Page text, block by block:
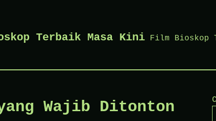
Terbaik Masa Kini Film Bioskop
Wajib Ditonton